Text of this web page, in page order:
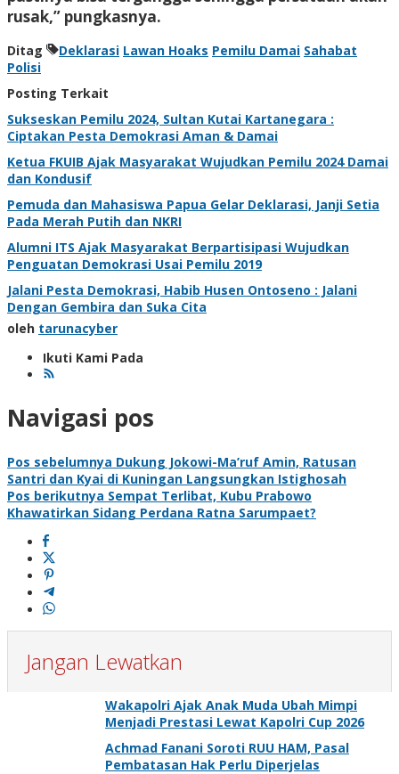
rusak,” pungkasnya.
Ditag Deklarasi Lawan Hoaks Pemilu Damai Sahabat
Polisi
Posting Terkait
Sukseskan Pemilu 2024, Sultan Kutai Kartanegara :
Ciptakan Pesta Demokrasi Aman & Damai
Ketua FKUIB Ajak Masyarakat Wujudkan Pemilu 2024 Damai
dan Kondusif
Pemuda dan Mahasiswa Papua Gelar Deklarasi, Janji Setia
Pada Merah Putih dan NKRI
Alumni ITS Ajak Masyarakat Berpartisipasi Wujudkan
Penguatan Demokrasi Usai Pemilu 2019
Jalani Pesta Demokrasi, Habib Husen Ontoseno : Jalani
Dengan Gembira dan Suka Cita
oleh tarunacyber
Ikuti Kami Pada
Navigasi pos
Pos sebelumnya Dukung Jokowi-Ma’ruf Amin, Ratusan
Santri dan Kyai di Kuningan Langsungkan Istighosah
Pos berikutnya Sempat Terlibat, Kubu Prabowo
Khawatirkan Sidang Perdana Ratna Sarumpaet?
Jangan Lewatkan
Wakapolri Ajak Anak Muda Ubah Mimpi
Menjadi Prestasi Lewat Kapolri Cup 2026
Achmad Fanani Soroti RUU HAM, Pasal
Pembatasan Hak Perlu Diperjelas